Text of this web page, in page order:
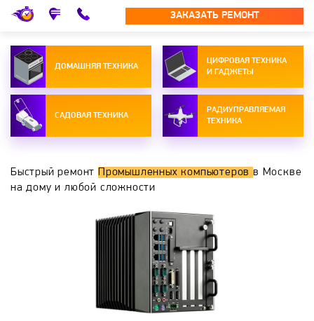
ЗАКАЗАТЬ РЕМОНТ
ДОМАШНЯЯ ТЕХНИКА
ЦИФРОВАЯ ТЕХНИКА
И ГАДЖЕТЫ
САДОВАЯ ТЕХНИКА
РАДИУПРАВЛЯЕМАЯ
ТЕХНИКА
Быстрый ремонт Промышленных компьютеровв Москве
на дому и любой сложности